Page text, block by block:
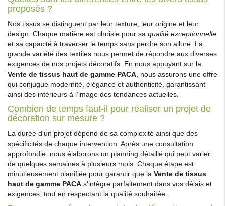
proposés ?
Nos tissus se distinguent par leur texture, leur origine et leur
design. Chaque matière est choisie pour sa qualité exceptionnelle
et sa capacité à traverser le temps sans perdre son allure. La
grande variété des textiles nous permet de répondre aux diverses
exigences de nos projets décoratifs. En nous appuyant sur la
Vente de tissus haut de gamme PACA, nous assurons une offre
qui conjugue modernité, élégance et authenticité, garantissant
ainsi des intérieurs à l'image des tendances actuelles.
Combien de temps faut-il pour réaliser un projet de
décoration sur mesure ?
La durée d'un projet dépend de sa complexité ainsi que des
spécificités de chaque intervention. Après une consultation
approfondie, nous élaborons un planning détaillé qui peut varier
de quelques semaines à plusieurs mois. Chaque étape est
minutieusement planifiée pour garantir que la Vente de tissus
haut de gamme PACA s'intègre parfaitement dans vos délais et
exigences, tout en respectant la qualité souhaitée.